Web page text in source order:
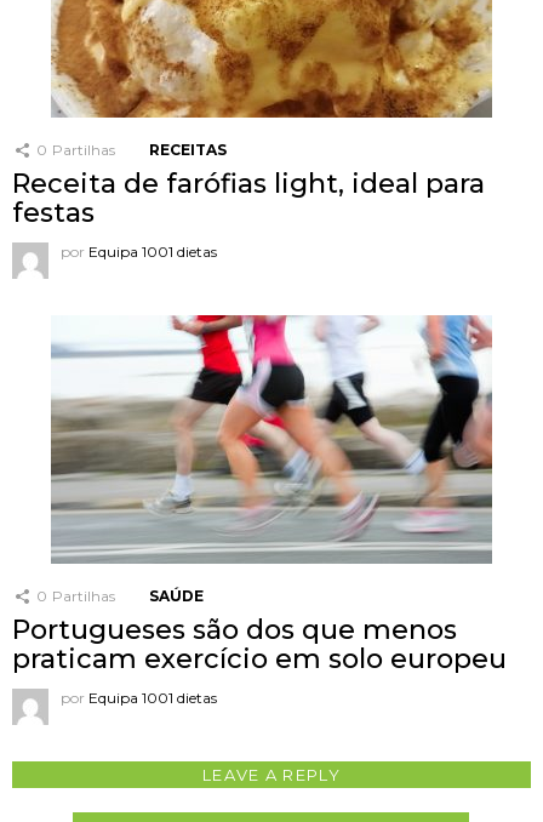
0 Partilhas RECEITAS
Receita de farófias light, ideal para
festas
por Equipa 1001 dietas
0 Partilhas SAÚDE
Portugueses são dos que menos
praticam exercício em solo europeu
por Equipa 1001 dietas
LEAVE A REPLY